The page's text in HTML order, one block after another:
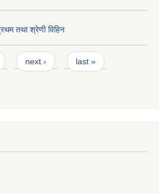
तथा श्रेणी विहिन
next › last »